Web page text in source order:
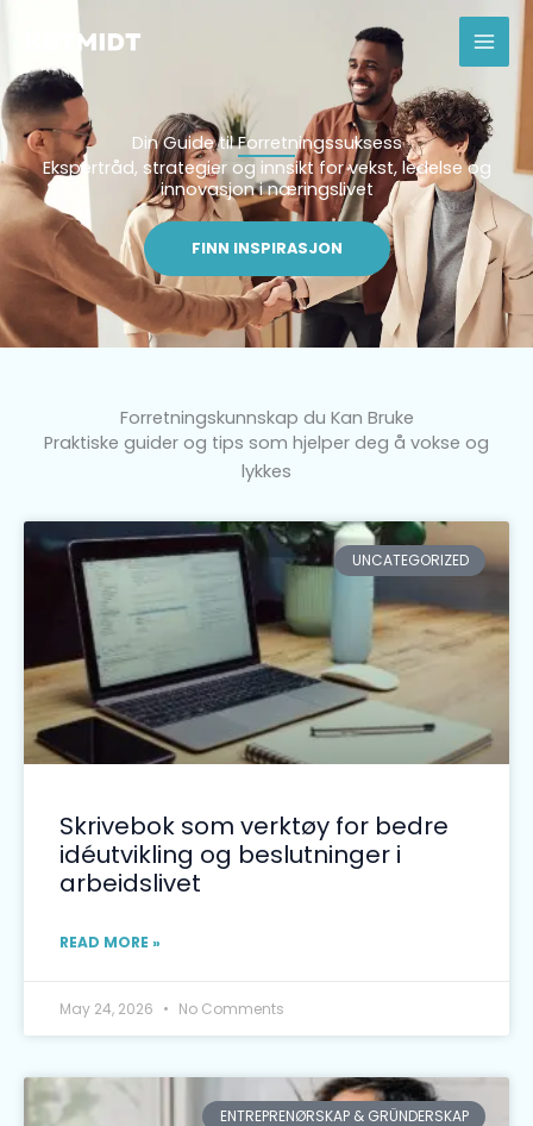
content
Din Guide til Forretningssuksess
Ekspertråd, strategier og innsikt for vekst, ledelse og
innovasjon i næringslivet
FINN INSPIRASJON
Forretningskunnskap du Kan Bruke
Praktiske guider og tips som hjelper deg å vokse og
lykkes
UNCATEGORIZED
Skrivebok som verktøy for bedre
idéutvikling og beslutninger i
arbeidslivet
READ MORE »
May 24, 2026 No Comments
ENTREPRENØRSKAP & GRÜNDERSKAP